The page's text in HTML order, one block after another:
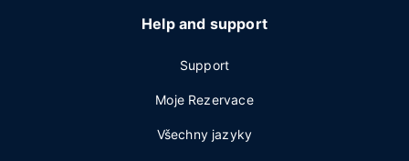
Help and support
Support
Moje Rezervace
Všechny jazyky